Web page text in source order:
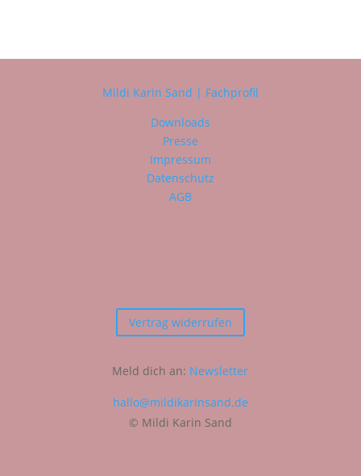
Mildi Karin Sand | Fachprofil
Downloads
Presse
Impressum
Datenschutz
AGB
Vertrag widerrufen
Meld dich an: Newsletter
hallo@mildikarinsand.de
© Mildi Karin Sand